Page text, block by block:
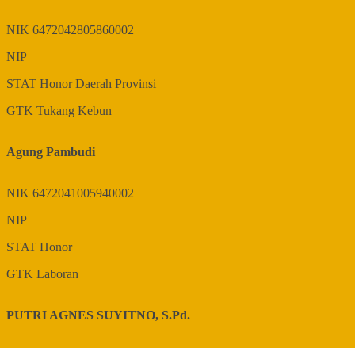
NIK 6472042805860002
NIP
STAT Honor Daerah Provinsi
GTK Tukang Kebun
Agung Pambudi
NIK 6472041005940002
NIP
STAT Honor
GTK Laboran
PUTRI AGNES SUYITNO, S.Pd.